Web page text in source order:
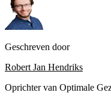
Geschreven door
Robert Jan Hendriks
Oprichter van Optimale